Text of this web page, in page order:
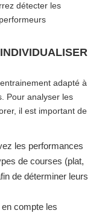
détecter les
adapté à
Pour analyser les
il est important de
les performances
de courses (plat,
de déterminer leurs
compte les